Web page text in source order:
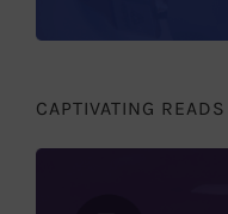
CAPTIVATING READS